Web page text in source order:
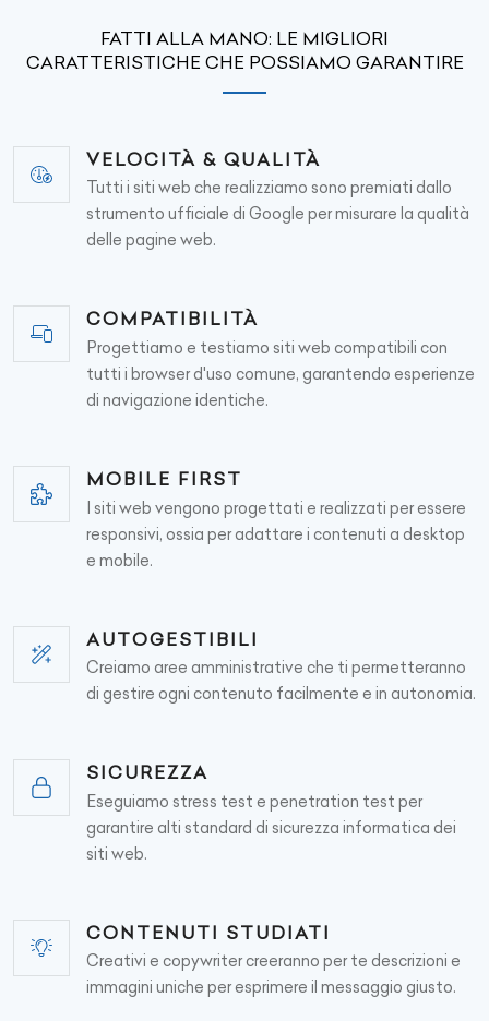
FATTI ALLA MANO: LE MIGLIORI
CARATTERISTICHE CHE POSSIAMO GARANTIRE
VELOCITÀ & QUALITÀ
Tutti i siti web che realizziamo sono premiati dallo
strumento ufficiale di Google per misurare la qualità
delle pagine web.
COMPATIBILITÀ
Progettiamo e testiamo siti web compatibili con
tutti i browser d'uso comune, garantendo esperienze
di navigazione identiche.
MOBILE FIRST
I siti web vengono progettati e realizzati per essere
responsivi, ossia per adattare i contenuti a desktop
e mobile.
AUTOGESTIBILI
Creiamo aree amministrative che ti permetteranno
di gestire ogni contenuto facilmente e in autonomia.
SICUREZZA
Eseguiamo stress test e penetration test per
garantire alti standard di sicurezza informatica dei
siti web.
CONTENUTI STUDIATI
Creativi e copywriter creeranno per te descrizioni e
immagini uniche per esprimere il messaggio giusto.